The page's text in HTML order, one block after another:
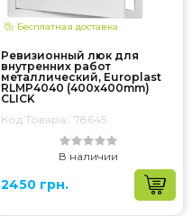
Бесплатная доставка
Ревизионный люк для
внутренних работ
металлический, Europlast
RLMP4040 (400x400mm)
CLICK
Код Товара:: 78645
В наличии
2450 грн.